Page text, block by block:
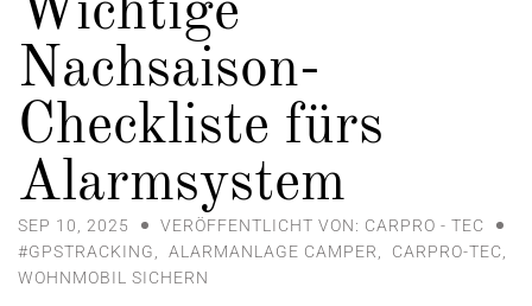
Wichtige
Nachsaison-
Checkliste fürs
Alarmsystem
SEP 10, 2025
VERÖFFENTLICHT VON: CARPRO - TEC
#GPSTRACKING
ALARMANLAGE CAMPER CARPRO-TEC
WOHNMOBIL SICHERN